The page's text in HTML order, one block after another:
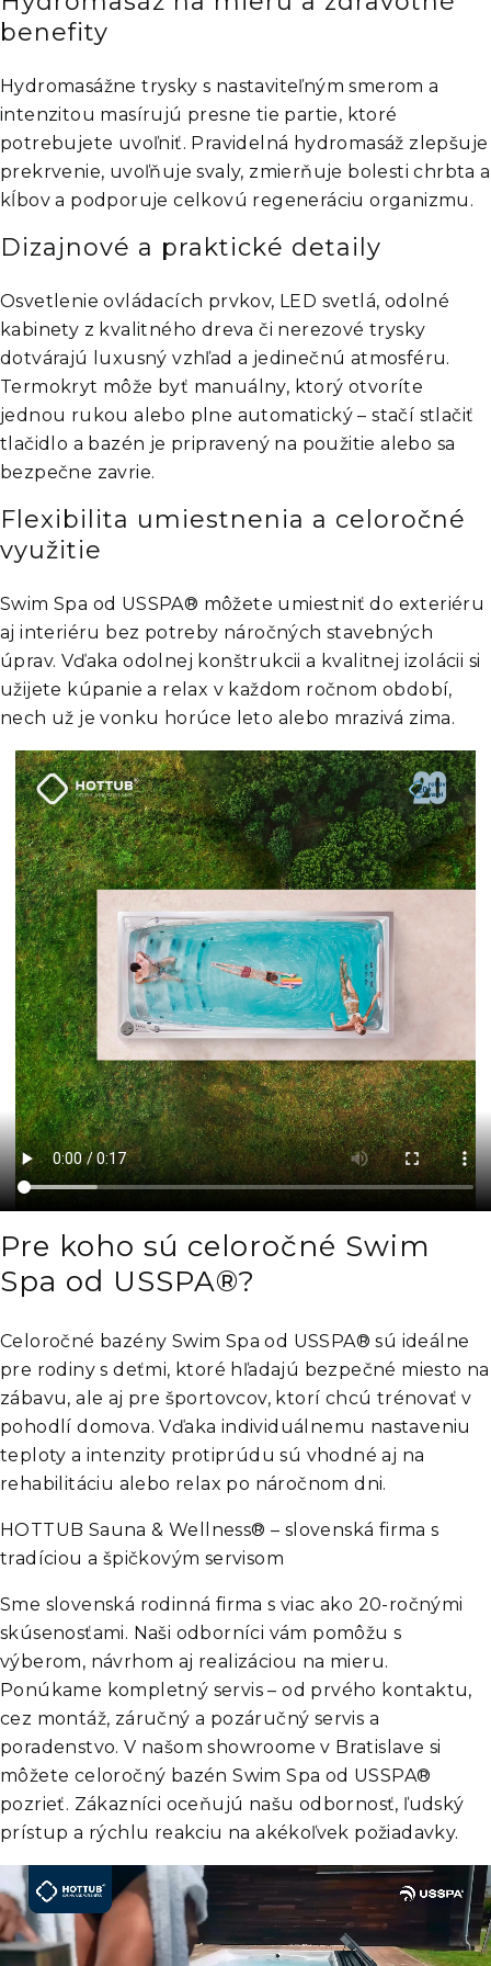
benefity
Hydromasážne trysky s nastaviteľným smerom a
intenzitou masírujú presne tie partie, ktoré
potrebujete uvoľniť. Pravidelná hydromasáž zlepšuje
prekrvenie, uvoľňuje svaly, zmierňuje bolesti chrbta a
kĺbov a podporuje celkovú regeneráciu organizmu.
Dizajnové a praktické detaily
Osvetlenie ovládacích prvkov, LED svetlá, odolné
kabinety z kvalitného dreva či nerezové trysky
dotvárajú luxusný vzhľad a jedinečnú atmosféru.
Termokryt môže byť manuálny, ktorý otvoríte
jednou rukou alebo plne automatický – stačí stlačiť
tlačidlo a bazén je pripravený na použitie alebo sa
bezpečne zavrie.
Flexibilita umiestnenia a celoročné
využitie
Swim Spa od USSPA® môžete umiestniť do exteriéru
aj interiéru bez potreby náročných stavebných
úprav. Vďaka odolnej konštrukcii a kvalitnej izolácii si
užijete kúpanie a relax v každom ročnom období,
nech už je vonku horúce leto alebo mrazivá zima.
Pre koho sú celoročné Swim
Spa od USSPA®?
Celoročné bazény Swim Spa od USSPA® sú ideálne
pre rodiny s deťmi, ktoré hľadajú bezpečné miesto na
zábavu, ale aj pre športovcov, ktorí chcú trénovať v
pohodlí domova. Vďaka individuálnemu nastaveniu
teploty a intenzity protiprúdu sú vhodné aj na
rehabilitáciu alebo relax po náročnom dni.
HOTTUB Sauna & Wellness® – slovenská firma s
tradíciou a špičkovým servisom
Sme slovenská rodinná firma s viac ako 20-ročnými
skúsenosťami. Naši odborníci vám pomôžu s
výberom, návrhom aj realizáciou na mieru.
Ponúkame kompletný servis – od prvého kontaktu,
cez montáž, záručný a pozáručný servis a
poradenstvo. V našom showroome v Bratislave si
môžete celoročný bazén Swim Spa od USSPA®
pozrieť. Zákazníci oceňujú našu odbornosť, ľudský
prístup a rýchlu reakciu na akékoľvek požiadavky.